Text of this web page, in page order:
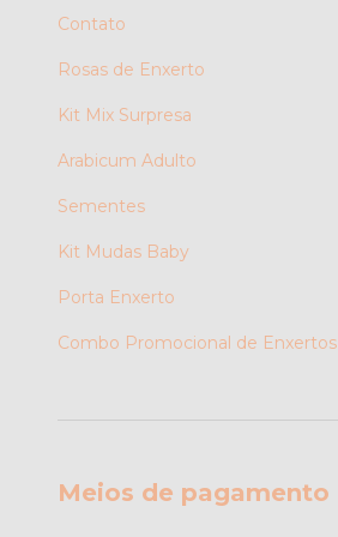
Contato
Rosas de Enxerto
Kit Mix Surpresa
Arabicum Adulto
Sementes
Kit Mudas Baby
Porta Enxerto
Combo Promocional de Enxertos
Meios de pagamento